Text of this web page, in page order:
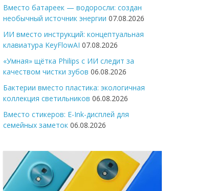
Вместо батареек — водоросли: создан
необычный источник энергии 07.08.2026
ИИ вместо инструкций: концептуальная
клавиатура KeyFlowAI 07.08.2026
«Умная» щётка Philips с ИИ следит за
качеством чистки зубов 06.08.2026
Бактерии вместо пластика: экологичная
коллекция светильников 06.08.2026
Вместо стикеров: E-Ink-дисплей для
семейных заметок 06.08.2026